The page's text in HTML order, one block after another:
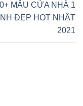
MẪU CỬA NHÀ 1
ĐẸP HOT NHẤT
2021